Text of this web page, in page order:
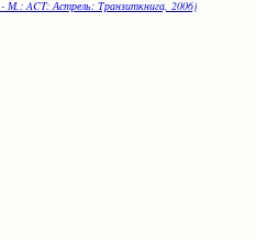
М.: ACT: Астрель: Транзиткнига, 2006)